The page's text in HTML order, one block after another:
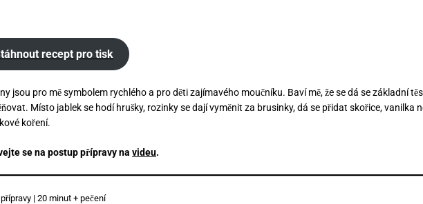
recept pro tisk
jsou pro mě symbolem rychlého a pro děti zajímavého moučníku. Baví mě, že se dá se základní
Místo jablek se hodí hrušky, rozinky se dají vyměnit za brusinky, dá se přidat skořice, vanilka
koření.
se na postup přípravy na videu.
| 20 minut + pečení